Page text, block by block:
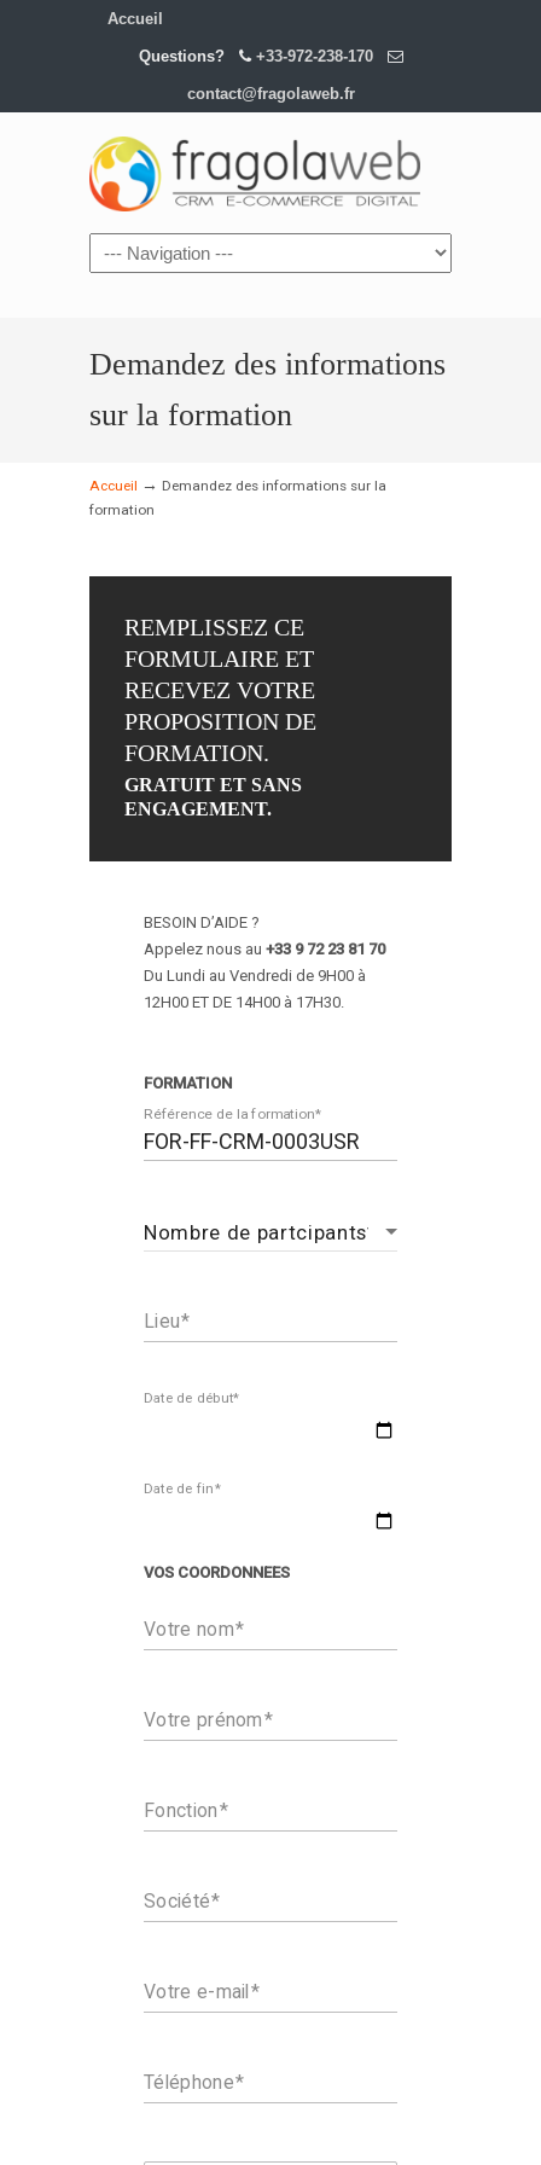
Accueil
Questions? +33-972-238-170
contact@fragolaweb.fr
Demandez des informations
sur la formation
Accueil → Demandez des informations sur la
formation
REMPLISSEZ CE
FORMULAIRE ET
RECEVEZ VOTRE
PROPOSITION DE
FORMATION.
GRATUIT ET SANS
ENGAGEMENT.
BESOIN D’AIDE ?
Appelez nous au +33 9 72 23 81 70
Du Lundi au Vendredi de 9H00 à
12H00 ET DE 14H00 à 17H30.
FORMATION
Référence de la formation
Lieu
Date de début*
Date de fin*
VOS COORDONNEES
Votre nom
Votre prénom
Fonction
Société
Votre e-mail
Téléphone